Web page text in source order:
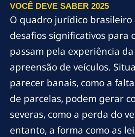
VOCÊ DEVE SABER 2025
O quadro jurídico brasileiro
desafios significativos para
passam pela experiência
apreensão de veículos.
parecer banais, como a
de parcelas, podem gerar
severas, como a perda do
entanto, a forma como as